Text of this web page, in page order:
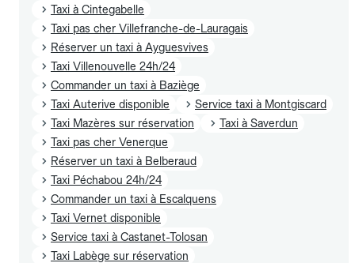
Taxi à Cintegabelle
Taxi pas cher Villefranche-de-Lauragais
Réserver un taxi à Ayguesvives
Taxi Villenouvelle 24h/24
Commander un taxi à Baziège
Taxi Auterive disponible
Service taxi à Montgiscard
Taxi Mazères sur réservation
Taxi à Saverdun
Taxi pas cher Venerque
Réserver un taxi à Belberaud
Taxi Péchabou 24h/24
Commander un taxi à Escalquens
Taxi Vernet disponible
Service taxi à Castanet-Tolosan
Taxi Labège sur réservation